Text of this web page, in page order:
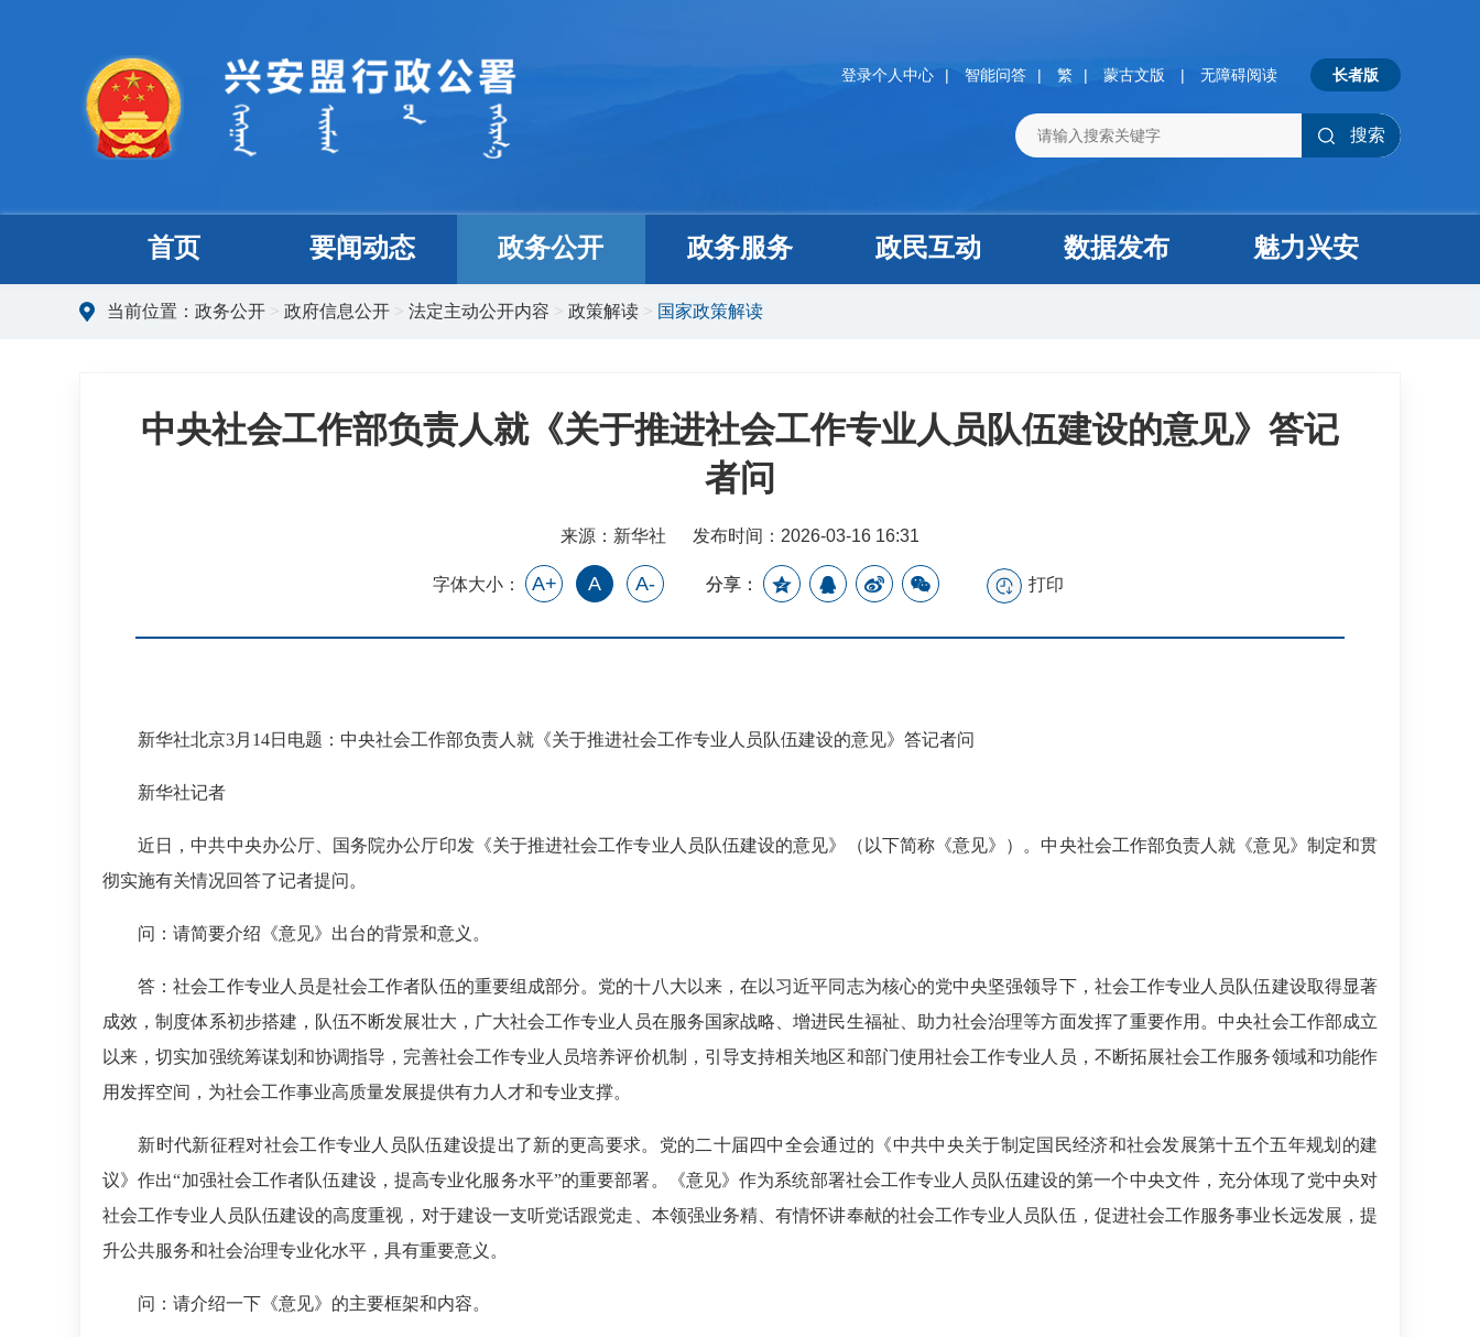
登录个人中心 | 智能问答 | 繁 | 蒙古文版 | 无障碍阅读 长者版
搜索
首页 要闻动态 政务公开 政务服务 政民互动 数据发布 魅力兴安
当前位置： 政务公开 > 政府信息公开 > 法定主动公开内容 > 政策解读 > 国家政策解读
中央社会工作部负责人就《关于推进社会工作专业人员队伍建设的意见》答记
者问
来源：新华社 发布时间：2026-03-16 16:31
字体大小： A+ A A- 分享： 打印
新华社北京3月14日电题：中央社会工作部负责人就《关于推进社会工作专业人员队伍建设的意见》答记者问
新华社记者
近日，中共中央办公厅、国务院办公厅印发《关于推进社会工作专业人员队伍建设的意见》（以下简称《意见》）。中央社会工作部负责人就《意见》制定和贯
彻实施有关情况回答了记者提问。
问：请简要介绍《意见》出台的背景和意义。
答：社会工作专业人员是社会工作者队伍的重要组成部分。党的十八大以来，在以习近平同志为核心的党中央坚强领导下，社会工作专业人员队伍建设取得显著
成效，制度体系初步搭建，队伍不断发展壮大，广大社会工作专业人员在服务国家战略、增进民生福祉、助力社会治理等方面发挥了重要作用。中央社会工作部成立
以来，切实加强统筹谋划和协调指导，完善社会工作专业人员培养评价机制，引导支持相关地区和部门使用社会工作专业人员，不断拓展社会工作服务领域和功能作
用发挥空间，为社会工作事业高质量发展提供有力人才和专业支撑。
新时代新征程对社会工作专业人员队伍建设提出了新的更高要求。党的二十届四中全会通过的《中共中央关于制定国民经济和社会发展第十五个五年规划的建
议》作出“加强社会工作者队伍建设，提高专业化服务水平”的重要部署。《意见》作为系统部署社会工作专业人员队伍建设的第一个中央文件，充分体现了党中央对
社会工作专业人员队伍建设的高度重视，对于建设一支听党话跟党走、本领强业务精、有情怀讲奉献的社会工作专业人员队伍，促进社会工作服务事业长远发展，提
升公共服务和社会治理专业化水平，具有重要意义。
问：请介绍一下《意见》的主要框架和内容。